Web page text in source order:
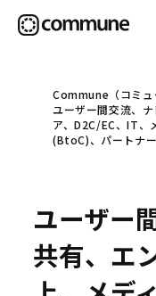
Communeに
事例
Commune（コミュ
ユーザー間交流、
ア、D2C/EC、IT、
(BtoC)、パートナ
ユーザー
共有、エ